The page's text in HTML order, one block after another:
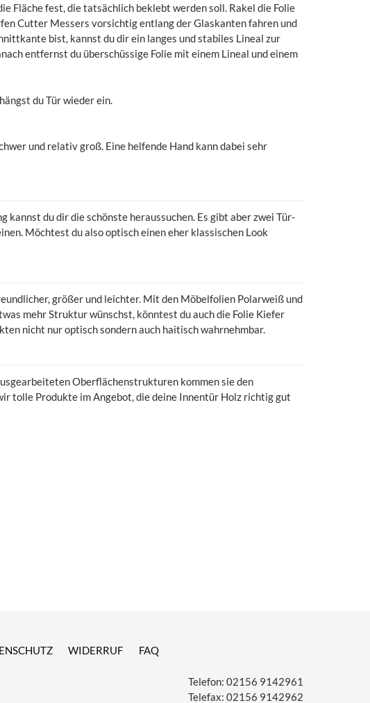
Fläche fest, die tatsächlich beklebt werden soll. Rakel die Folie
Cutter Messers vorsichtig entlang der Glaskanten fahren und
bist, kannst du dir ein langes und stabiles Lineal zur
entfernst du überschüssige Folie mit einem Lineal und einem
du Tür wieder ein.
und relativ groß. Eine helfende Hand kann dabei sehr
kannst du dir die schönste heraussuchen. Es gibt aber zwei Tür-
Möchtest du also optisch einen eher klassischen Look
größer und leichter. Mit den Möbelfolien Polarweiß und
mehr Struktur wünschst, könntest du auch die Folie Kiefer
nicht nur optisch sondern auch haitisch wahrnehmbar.
Oberflächenstrukturen kommen sie den
tolle Produkte im Angebot, die deine Innentür Holz richtig gut
WIDERRUF FAQ
Telefon: 02156 9142961
Telefax: 02156 9142962